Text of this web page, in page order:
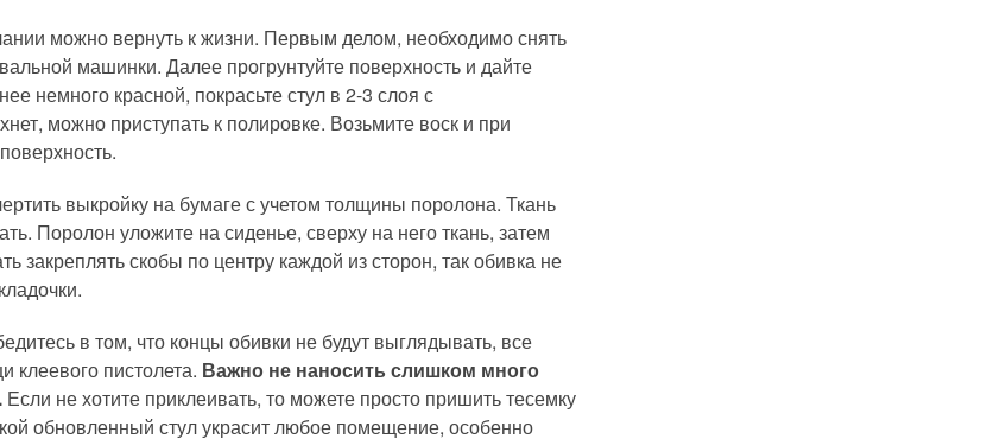
можно вернуть к жизни. Первым делом, необходимо снять
машинки. Далее прогрунтуйте поверхность и дайте
немного красной, покрасьте стул в 2-3 слоя с
можно приступать к полировке. Возьмите воск и при
выкройку на бумаге с учетом толщины поролона. Ткань
Поролон уложите на сиденье, сверху на него ткань, затем
закреплять скобы по центру каждой из сторон, так обивка не
в том, что концы обивки не будут выглядывать, все
пистолета. Важно не наносить слишком много
Если не хотите приклеивать, то можете просто пришить тесемку
обновленный стул украсит любое помещение, особенно